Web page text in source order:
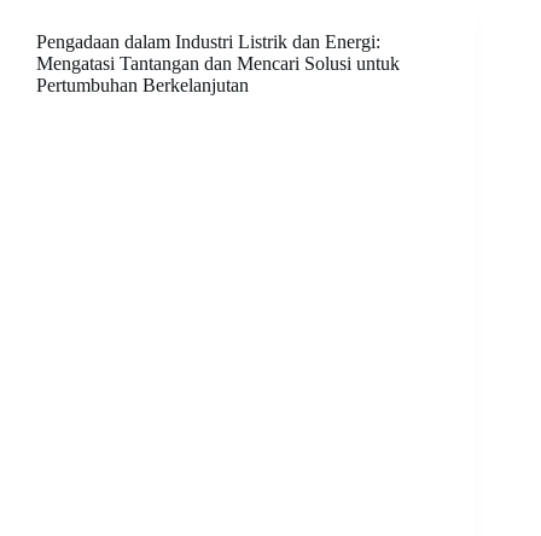
Pengadaan dalam Industri Listrik dan Energi:
Mengatasi Tantangan dan Mencari Solusi untuk
Pertumbuhan Berkelanjutan